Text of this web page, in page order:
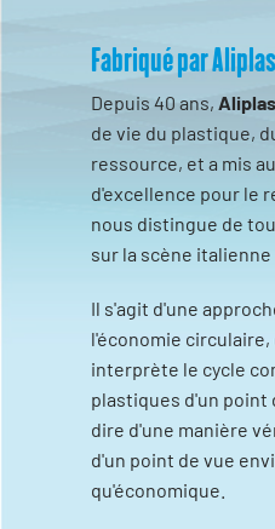
Fabriqué par
Depuis 40 ans,
de vie du plastique,
ressource, et a mis
d'excellence pour le
nous distingue de
sur la scène italienne
Il s'agit d'une
l'économie
interprète le cycle
plastiques d'un point
dire d'une manière
d'un point de vue
qu'économique.